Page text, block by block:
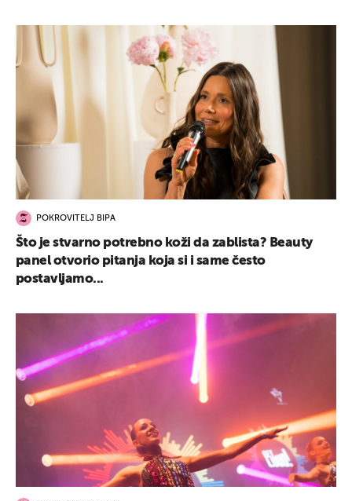
POKROVITELJ BIPA
Što je stvarno potrebno koži da zablista? Beauty
panel otvorio pitanja koja si i same često
postavljamo...